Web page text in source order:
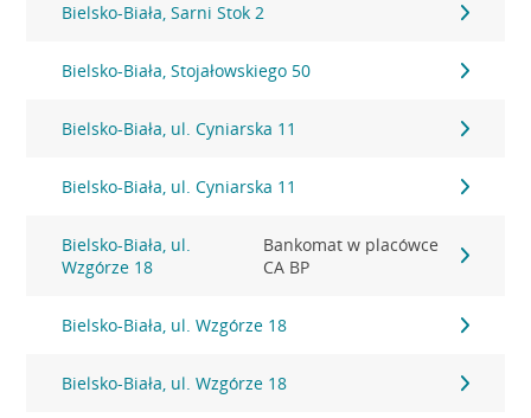
Bielsko-Biała, Sarni Stok 2
Bielsko-Biała, Stojałowskiego 50
Bielsko-Biała, ul. Cyniarska 11
Bielsko-Biała, ul. Cyniarska 11
Bielsko-Biała, ul.
Wzgórze 18
Bankomat w placówce
CA BP
Bielsko-Biała, ul. Wzgórze 18
Bielsko-Biała, ul. Wzgórze 18